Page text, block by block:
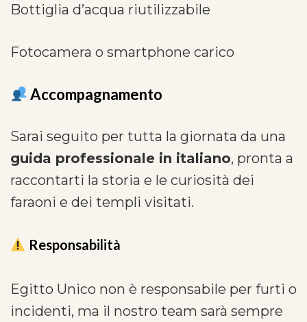
Bottiglia d’acqua riutilizzabile
Fotocamera o smartphone carico
Accompagnamento
Sarai seguito per tutta la giornata da una
guida professionale in italiano, pronta a
raccontarti la storia e le curiosità dei
faraoni e dei templi visitati.
Responsabilità
Egitto Unico non è responsabile per furti o
incidenti, ma il nostro team sarà sempre